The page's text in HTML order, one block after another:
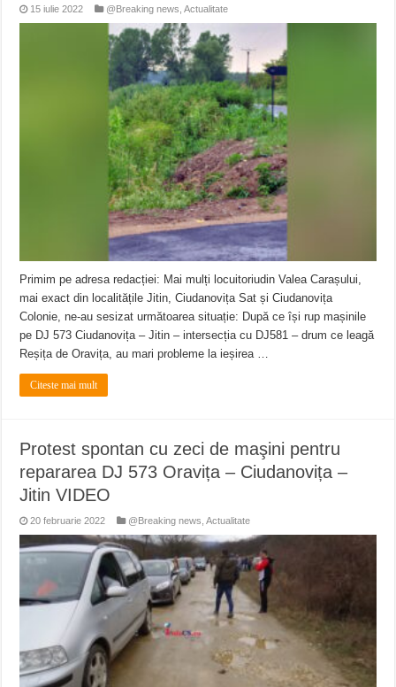
15 iulie 2022 @Breaking news ,Actualitate
Primim pe adresa redacției: Mai mulți locuitoriudin Valea Carașului,
mai exact din localitățile Jitin, Ciudanovița Sat și Ciudanovița
Colonie, ne-au sesizat următoarea situație: După ce își rup mașinile
pe DJ 573 Ciudanovița – Jitin – intersecția cu DJ581 – drum ce leagă
Reșița de Oravița, au mari probleme la ieșirea …
Citeste mai mult
Protest spontan cu zeci de maşini pentru
repararea DJ 573 Oravița – Ciudanovița –
Jitin VIDEO
20 februarie 2022 @Breaking news ,Actualitate